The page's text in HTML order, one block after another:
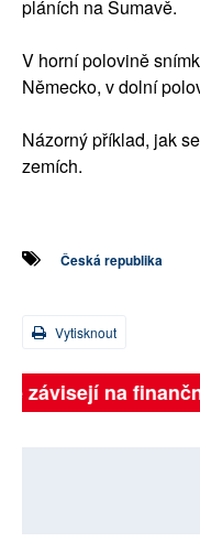
pláních na Šumavě.
V horní polovině
Německo, v dolní
Názorný příklad, jak
zemích.
Česká republika
Vytisknout
závisejí na